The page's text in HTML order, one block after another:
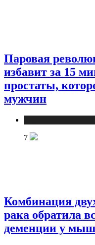
Паровая
избавит за 15
простаты,
мужчин
7
Комбинация
рака обратила
деменции у